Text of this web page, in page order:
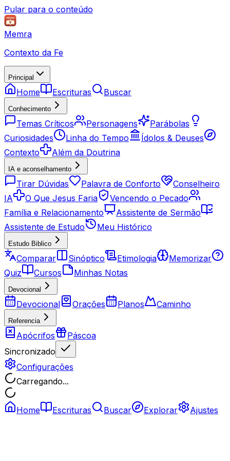
Pular para o conteúdo
Memra
Contexto da Fe
Principal
Home Escrituras Buscar
Conhecimento
Temas Críticos Personagens
Parábolas
Curiosidades
Linha do Tempo
Ídolos & Deuses
Contexto
Além da Doutrina
IA e aconselhamento
Tirar Dúvidas Palavra de Conforto
Conselheiro
IA
O Que Jesus Faria
Vencendo o Pecado
Família e Relacionamento
Assistente de Sermão
Assistente de Estudo
Meu Histórico
Estudo Biblico
Comparar Sinóptico Etimologia
Memorizar
Quiz
Cursos Minhas Notas
Devocional
Devocional Orações Planos Caminho
Referencia
Apócrifos
Páscoa
Sincronizado
Configurações
Carregando...
Home Escrituras Buscar Explorar Ajustes